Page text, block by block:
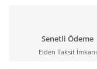
Senetli Ödeme
Elden Taksit İmkanı